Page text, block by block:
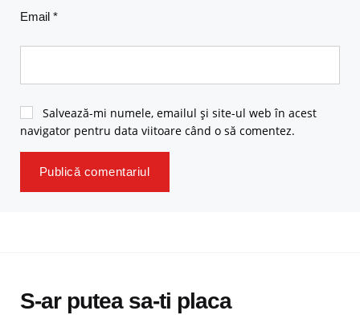
Email *
Salvează-mi numele, emailul și site-ul web în acest
navigator pentru data viitoare când o să comentez.
S-ar putea sa-ti placa